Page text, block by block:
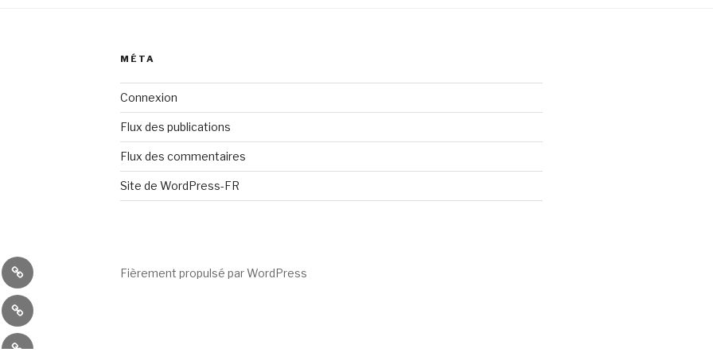
MÉTA
Connexion
Flux des publications
Flux des commentaires
Site de WordPress-FR
Ateliers
divers
Ateliers
-équipements
Articles
Fièrement propulsé par WordPress